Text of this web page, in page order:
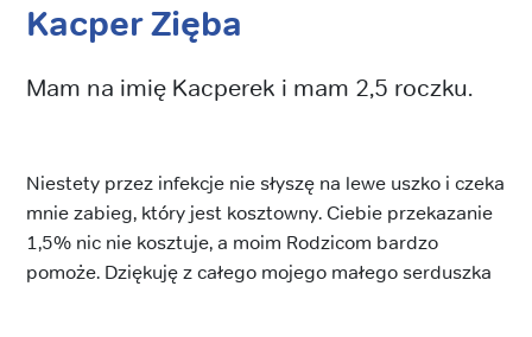
Kacper Zięba
Mam na imię Kacperek i mam 2,5 roczku.
Niestety przez infekcje nie słyszę na lewe uszko i czeka
mnie zabieg, który jest kosztowny. Ciebie przekazanie
1,5% nic nie kosztuje, a moim Rodzicom bardzo
pomoże. Dziękuję z całego mojego małego serduszka